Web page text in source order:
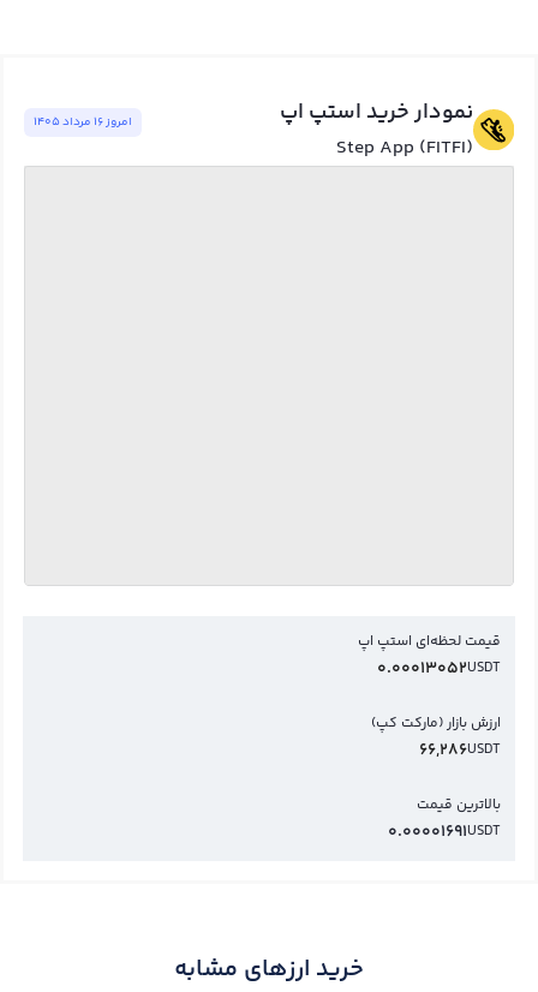
نمودار خرید استپ اپ
Step App (FITFI)
امروز ١٦ مرداد ١٤٠٥
قیمت لحظه‌ای استپ اپ
USDT
0.00013052
ارزش بازار (مارکت کپ)
USDT
66,286
بالاترین قیمت
USDT
0.00001691
خرید ارزهای مشابه